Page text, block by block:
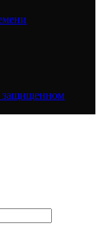
защищенном